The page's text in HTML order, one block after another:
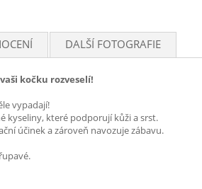
DALŠÍ FOTOGRAFIE
kočku rozveselí!
vypadají!
kyseliny, které podporují kůži a srst.
účinek a zároveň navozuje zábavu.